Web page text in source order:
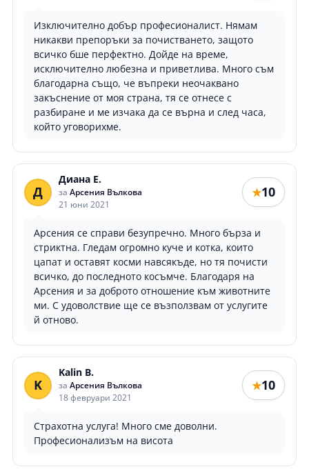
Изключително добър професионалист. Нямам
никакви препоръки за почистването, защото
всичко бше перфектно. Дойде на време,
исключително любезна и приветлива. Много съм
благодарна също, че въпреки неочаквано
закъснение от моя страна, тя се отнесе с
разбиране и ме изчака да се върна и след часа,
който уговорихме.
Д
Диана Е.
за Арсения Вълкова
21 юни 2021
★10
Арсения се справи безупречно. Много бърза и
стриктна. Гледам огромно куче и котка, които
цапат и оставят косми навсякъде, но тя почисти
всичко, до последното косъмче. Благодаря на
Арсения и за доброто отношение към животните
ми. С удоволствие ще се възползвам от услугите
й отново.
K
Kalin B.
за Арсения Вълкова
18 февруари 2021
★10
Страхотна услуга! Много сме доволни.
Професионализъм на висота